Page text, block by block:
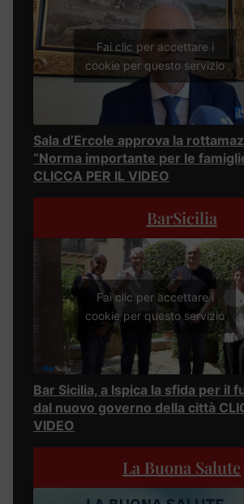
Fai clic per accettare i
cookie per questo servizio
Sala d’Ercole approva la
“Norma importante per le
CLICCA PER IL VIDEO
BarSicilia
Fai clic per accettare i
cookie per questo servizio
Bar Sicilia, a Ispica la sfida per il
dal nuovo governo della città
VIDEO
La Buona Salute